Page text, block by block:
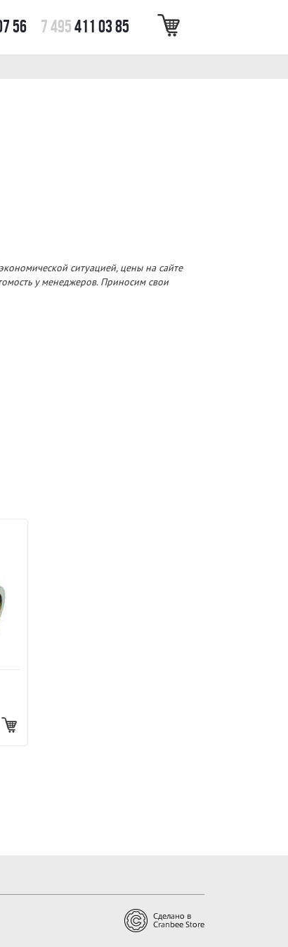
56 7 495411 03 85
ситуацией, цены на сайте
у менеджеров. Приносим свои